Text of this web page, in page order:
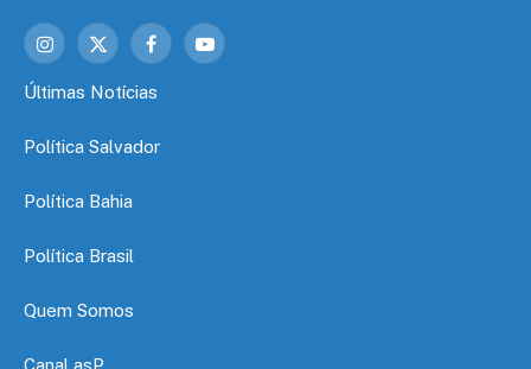
Instagram
X
FacebookYouTube
Últimas Notícias
Política Salvador
Política Bahia
Política Brasil
Quem Somos